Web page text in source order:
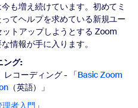
も増え続けています。初めてミ
てヘルプを求めている新規ユー
トアップしようとする Zoom
情報が手に入ります。
ング:
レコーディング - 「Basic Zoom
（英語）」
者入門 」